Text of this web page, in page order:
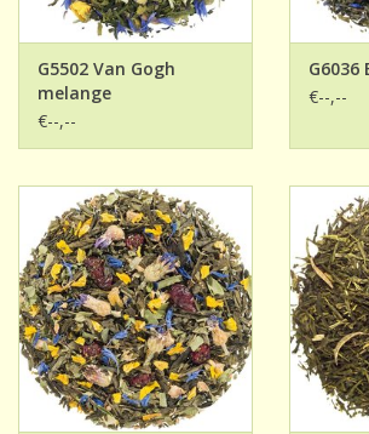
G5502 Van Gogh
melange
€--,--
G6036
€--,--